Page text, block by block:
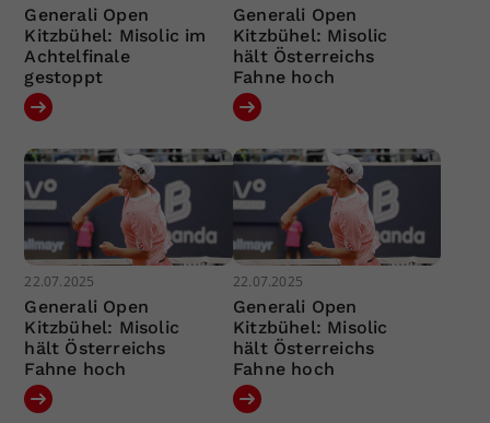
Generali Open
Kitzbühel: Misolic im
Achtelfinale
gestoppt
Generali Open
Kitzbühel: Misolic
hält Österreichs
Fahne hoch
22.07.2025
Generali Open
Kitzbühel: Misolic
hält Österreichs
Fahne hoch
22.07.2025
Generali Open
Kitzbühel: Misolic
hält Österreichs
Fahne hoch